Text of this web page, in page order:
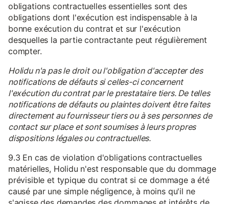
obligations contractuelles essentielles sont des
obligations dont l'exécution est indispensable à la
bonne exécution du contrat et sur l'exécution
desquelles la partie contractante peut régulièrement
compter.
Holidu n'a pas le droit ou l'obligation d'accepter des
notifications de défauts si celles-ci concernent
l'exécution du contrat par le prestataire tiers. De telles
notifications de défauts ou plaintes doivent être faites
directement au fournisseur tiers ou à ses personnes de
contact sur place et sont soumises à leurs propres
dispositions légales ou contractuelles.
9.3 En cas de violation d'obligations contractuelles
matérielles, Holidu n'est responsable que du dommage
prévisible et typique du contrat si ce dommage a été
causé par une simple négligence, à moins qu'il ne